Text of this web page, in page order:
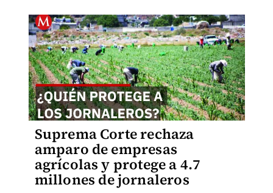
Suprema Corte rechaza
amparo de empresas
agrícolas y protege a 4.7
millones de jornaleros